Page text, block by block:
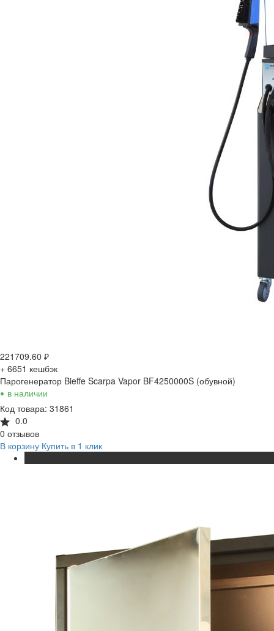
221709.60 ₽
+ 6651 кешбэк
Парогенератор Bieffe Scarpa Vapor BF4250000S (обувной)
• в наличии
Код товара: 31861
0.0
0 отзывов
В корзину Купить в 1 клик